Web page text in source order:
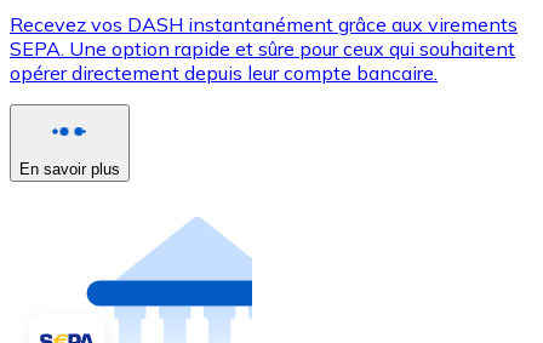
Recevez vos DASH instantanément grâce aux virements
SEPA. Une option rapide et sûre pour ceux qui souhaitent
opérer directement depuis leur compte bancaire.
En savoir plus